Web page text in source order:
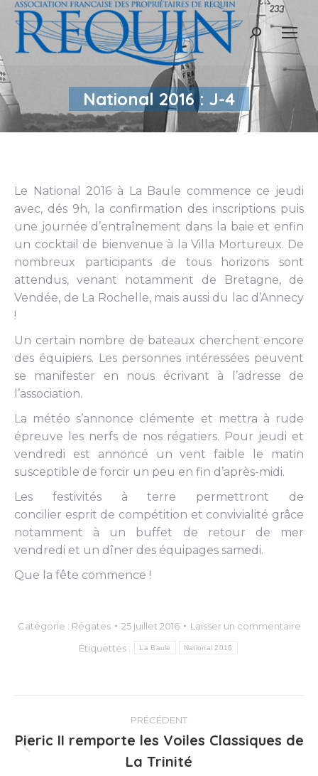
Recherche
National 2016 : J-4
Le National 2016 à La Baule commence ce jeudi
avec, dés 9h, la confirmation des inscriptions puis
une journée d’entraînement dans la baie et enfin
un cocktail de bienvenue à la Villa Mortureux. De
nombreux participants de tous horizons sont
attendus, venant notamment de Bretagne, de
Vendée, de La Rochelle, mais aussi du lac d’Annecy
!
Un certain nombre de bateaux cherchent encore
des équipiers. Les personnes intéressées peuvent
se manifester en nous écrivant à l’adresse de
l’association.
La météo s’annonce clémente et mettra à rude
épreuve les nerfs de nos régatiers. Pour jeudi et
vendredi est annoncé un vent faible le matin
susceptible de forcir un peu en fin d’après-midi.
Les festivités à terre permettront de
concilier esprit de compétition et convivialité grâce
notamment à un buffet de retour de mer
vendredi et un dîner des équipages samedi.
Que la fête commence !
Catégorie : Régates 25 juillet 2016
Laisser un commentaire
Étiquettes :
La Baule National 2016
Navigation
article
PRÉCÉDENT
précédent
Pieric II remporte les Voiles Classiques de
La Trinité